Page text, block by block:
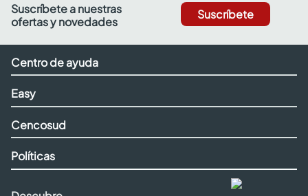
Suscríbete a nuestras
ofertas y novedades
Suscríbete
Centro de ayuda
Easy
Cencosud
Políticas